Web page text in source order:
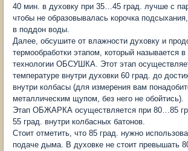
40 мин. в духовку при 35…45 град. лучше с
чтобы не образовывалась корочка
в поддон воды.
Далее, обсушите от влажности духовку и
термообработки этапом, который называется в
технологии ОБСУШКА. Этот этап
температуре внутри духовки 60 град. до
внутри колбасы (для измерения вам
металлическим щупом, без него не обойтись).
Этап ОБЖАРКА осуществляется при 80…85
55 град. внутри колбасных батонов.
Стоит отметить, что 85 град. нужно
подаче дыма. В духовке не стоит превышать